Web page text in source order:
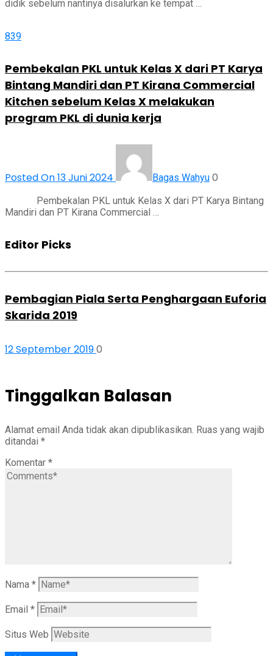
didik sebelum nantinya disalurkan ke tempat …
839
Pembekalan PKL untuk Kelas X dari PT Karya
Bintang Mandiri dan PT Kirana Commercial
Kitchen sebelum Kelas X melakukan
program PKL di dunia kerja
Posted On 13 Juni 2024 Bagas Wahyu 0
Pembekalan PKL untuk Kelas X dari PT Karya Bintang
Mandiri dan PT Kirana Commercial …
Editor Picks
Pembagian Piala Serta Penghargaan Euforia
Skarida 2019
12 September 20190
Tinggalkan Balasan
Alamat email Anda tidak akan dipublikasikan. Ruas yang wajib
ditandai *
Komentar *
Nama *
Email *
Situs Web